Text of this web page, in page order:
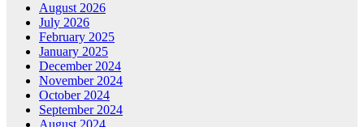
August 2026
July 2026
February 2025
January 2025
December 2024
November 2024
October 2024
September 2024
August 2024